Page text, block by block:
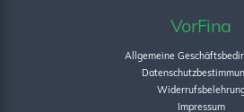
VorFina
Allgemeine
Impressum